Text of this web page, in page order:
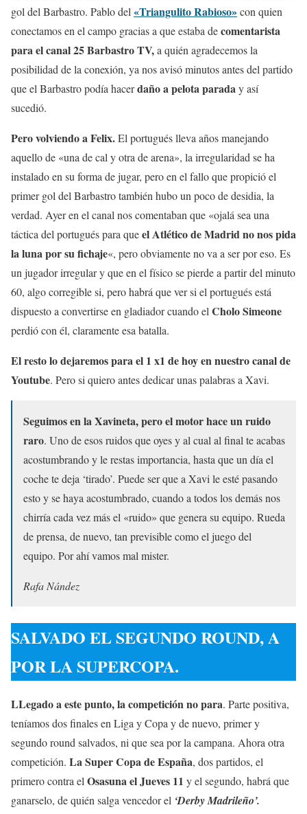
gol del Barbastro. Pablo del «Triangulito Rabioso»con quien
conectamos en el campo gracias a que estaba decomentarista
para el canal 25 Barbastro TV,a quién agradecemos la
posibilidad de la conexión, ya nos avisó minutos antes del partido
que el Barbastro podía hacerdaño a pelota paraday así
sucedió.
Pero volviendo a Felix.El portugués lleva años manejando
aquello de «una de cal y otra de arena», la irregularidad se ha
instalado en su forma de jugar, pero en el fallo que propició el
primer gol del Barbastro también hubo un poco de desidia, la
verdad. Ayer en el canal nos comentaban que «ojalá sea una
táctica del portugués para queel Atlético de Madrid no nos pida
la luna por su fichaje«, pero obviamente no va a ser por eso. Es
un jugador irregular y que en el físico se pierde a partir del minuto
60, algo corregible si, pero habrá que ver si el portugués está
dispuesto a convertirse en gladiador cuando el Cholo Simeone
perdió con él, claramente esa batalla.
El resto lo dejaremos para el 1 x1 de hoy en nuestro canal de
Youtube. Pero si quiero antes dedicar unas palabras a Xavi.
Seguimos en la Xavineta, pero el motor hace un ruido
raro. Uno de esos ruidos que oyes y al cual al final te acabas
acostumbrando y le restas importancia, hasta que un día el
coche te deja ‘tirado’. Puede ser que a Xavi le esté pasando
esto y se haya acostumbrado, cuando a todos los demás nos
chirría cada vez más el «ruido» que genera su equipo. Rueda
de prensa, de nuevo, tan previsible como el juego del
equipo. Por ahí vamos mal mister.
Rafa Nández
SALVADO EL SEGUNDO ROUND, A
POR LA SUPERCOPA.
LLegado a este punto, la competición no para. Parte positiva,
teníamos dos finales en Liga y Copa y de nuevo, primer y
segundo round salvados, ni que sea por la campana. Ahora otra
competición. La Super Copa de España, dos partidos, el
primero contra el Osasuna el Jueves 11 y el segundo, habrá que
ganarselo, de quién salga vencedor el ‘Derby Madrileño’.